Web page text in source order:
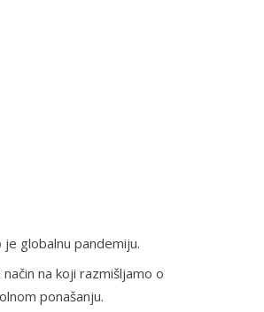
globalnu pandemiju.
na koji razmišljamo o
ponašanju.